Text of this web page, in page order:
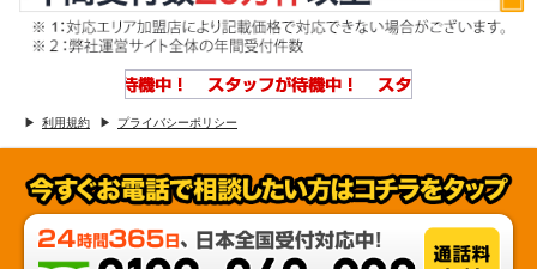
利用規約 プライバシーポリシー